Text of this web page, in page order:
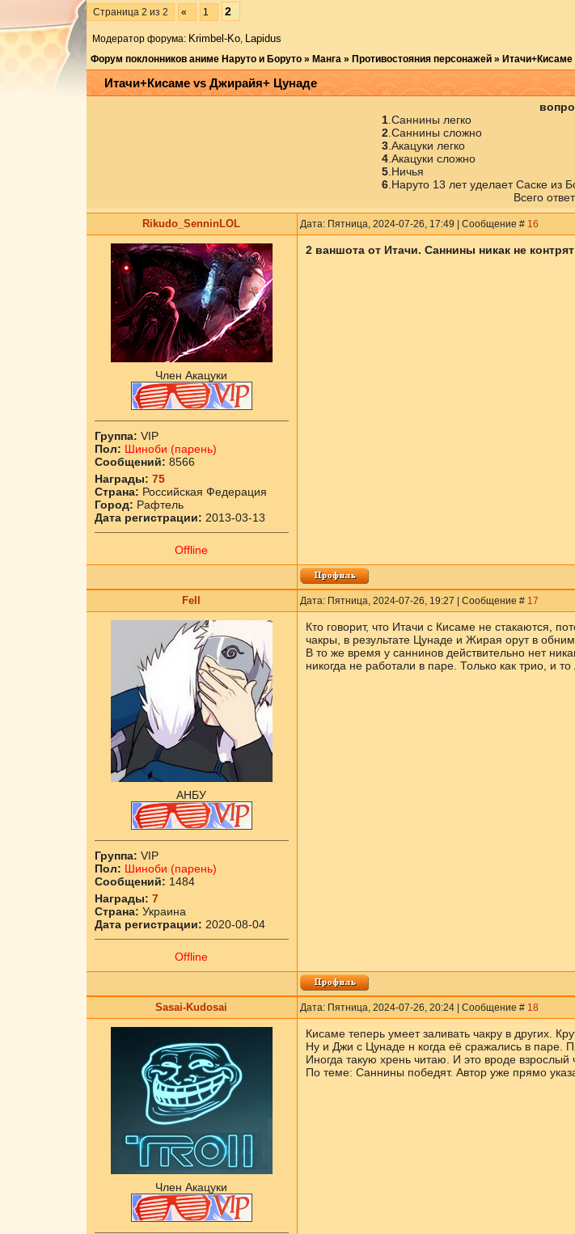
Страница 2 из 2 « 1 2
Модератор форума: Krimbel-Ko, Lapidus
Форум поклонников аниме Наруто и Боруто » Манга » Противостояния персонажей »
Итачи+Кисаме vs Джирайя+ Цунаде
1 Саннины легко
2 Саннины сложно
3 Акацуки легко
4 Акацуки сложно
5 Ничья
6 Наруто 13 лет уделает Саске из
Всего
Rikudo_SenninLOL Дата: Пятница, 2024-07-26, 17:49 | Сообщение # 16
Член Акацуки
Группа: VIP
Пол: Шиноби (парень)
Сообщений: 8566
Награды: 75
Страна: Российская Федерация
Город: Рафтель
Дата регистрации: 2013-03-13
Offline
2 ваншота от Итачи. Саннины никак не
Fell Дата: Пятница, 2024-07-26, 19:27 | Сообщение # 17
АНБУ
Группа: VIP
Пол: Шиноби (парень)
Сообщений: 1484
Награды: 7
Страна: Украина
Дата регистрации: 2020-08-04
Offline
Кто говорит, что Итачи с Кисаме не стакаются,
чакры, в результате Цунаде и Жирая орут в
В то же время у саннинов действительно нет
никогда не работали в паре. Только как трио, и то
Sasai-Kudosai Дата: Пятница, 2024-07-26, 20:24 | Сообщение # 18
Член Акацуки
Кисаме теперь умеет заливать чакру в других.
Ну и Джи с Цунаде н когда её сражались в паре.
Иногда такую хрень читаю. И это вроде взрослый
По теме: Саннины победят. Автор уже прямо